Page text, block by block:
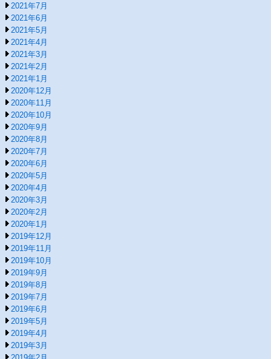
2021年7月
2021年6月
2021年5月
2021年4月
2021年3月
2021年2月
2021年1月
2020年12月
2020年11月
2020年10月
2020年9月
2020年8月
2020年7月
2020年6月
2020年5月
2020年4月
2020年3月
2020年2月
2020年1月
2019年12月
2019年11月
2019年10月
2019年9月
2019年8月
2019年7月
2019年6月
2019年5月
2019年4月
2019年3月